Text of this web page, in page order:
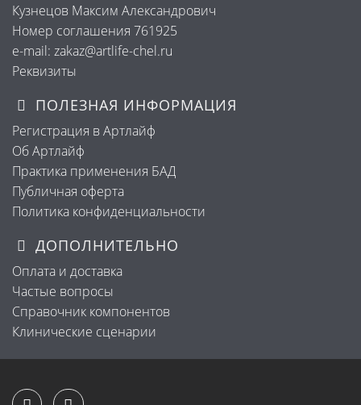
Кузнецов Максим Александрович
Номер соглашения 761925
e-mail: zakaz@artlife-chel.ru
Реквизиты
ПОЛЕЗНАЯ ИНФОРМАЦИЯ
Регистрация в Артлайф
Об Артлайф
Практика применения БАД
Публичная оферта
Политика конфиденциальности
ДОПОЛНИТЕЛЬНО
Оплата и доставка
Частые вопросы
Справочник компонентов
Клинические сценарии